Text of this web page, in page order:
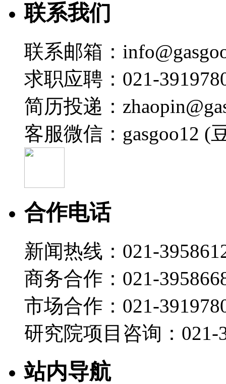
31:42
【高端对话】 2026第四届汽车热管理全场景创新
2026-07-22 11:16
23:11
北汽福田 黄嘉悦：商用车全域热管理能效提升路
盖世直播君
2026-07-22 11:15
19:01
安世 罗金：安世车规MOSFET驱动汽车热管理方
19:26
海力达 王益民：新能源汽车热管理集成化路径：
2026-07-22 10:41
智己汽车 王天英：双间接热管理系统：开启高能
盖世直播君
2026-07-22 10:40
19:09
盖世汽车 董静：中国乘用车市场展望 2026第四届
盖世直播君
2026-07-22 10:38
联系我们
联系邮箱：
求职应聘：021-
简历投递：
客服微信：gasgoo12 (
合作电话
新闻热线：021-
商务合作：021-
市场合作：021-
研究院项目咨询：021-
站内导航